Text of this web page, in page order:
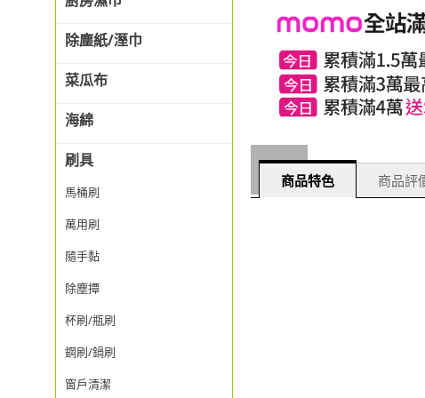
除塵紙/溼巾
菜瓜布
海綿
刷具
馬桶刷
萬用刷
隨手黏
除塵撢
杯刷/瓶刷
鋼刷/鍋刷
窗戶清潔
商品特色 商品評